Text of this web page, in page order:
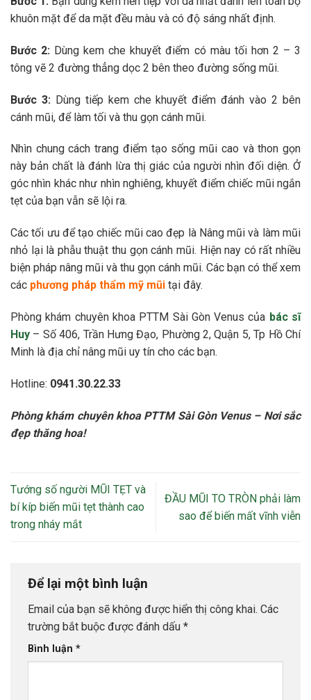
khuôn mặt để da mặt đều màu và có độ sáng nhất định.
Bước 2: Dùng kem che khuyết điểm có màu tối hơn 2 – 3
tông vẽ 2 đường thẳng dọc 2 bên theo đường sống mũi.
Bước 3: Dùng tiếp kem che khuyết điểm đánh vào 2 bên
cánh mũi, để làm tối và thu gọn cánh mũi.
Nhìn chung cách trang điểm tạo sống mũi cao và thon gọn
này bản chất là đánh lừa thị giác của người nhìn đối diện. Ở
góc nhìn khác như nhìn nghiêng, khuyết điểm chiếc mũi ngắn
tẹt của bạn vẫn sẽ lội ra.
Các tối ưu để tạo chiếc mũi cao đẹp là Nâng mũi và làm mũi
nhỏ lại là phẫu thuật thu gọn cánh mũi. Hiện nay có rất nhiều
biện pháp nâng mũi và thu gọn cánh mũi. Các bạn có thể xem
các phương pháp thẩm mỹ mũi tại đây.
Phòng khám chuyên khoa PTTM Sài Gòn Venus của bác sĩ
Huy – Số 406, Trần Hưng Đạo, Phường 2, Quận 5, Tp Hồ Chí
Minh là địa chỉ nâng mũi uy tín cho các bạn.
Hotline: 0941.30.22.33
Phòng khám chuyên khoa PTTM Sài Gòn Venus – Nơi sắc
đẹp thăng hoa!
Tướng số người MŨI TẸT và
bí kíp biến mũi tẹt thành cao
trong nháy mắt
ĐẦU MŨI TO TRÒN phải làm
sao để biến mất vĩnh viễn
Để lại một bình luận
Email của bạn sẽ không được hiển thị công khai. Các
trường bắt buộc được đánh dấu *
Bình luận *